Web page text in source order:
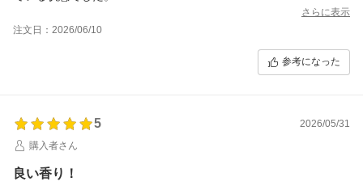
楽しみにしていた商品だっただけに、大変残念に感じておりま
す。
→ショップに問い合わせしたところ、交換していただけました。
交換して頂いた商品は破損なく問題ありませんでした。イングリ
ッシュペアー＆フリージアが1番気になっていたが試せて良かった
さらに表示
注文日：2026/06/10
参考になった
5
2026/05/31
購入者さん
良い香り！